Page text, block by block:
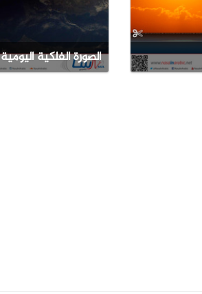
الصورة الفلكية اليومية